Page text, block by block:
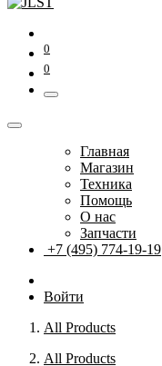
0
0
Главная
Магазин
Техника
Помощь
О нас
Запчасти
+7 (495) 774-19-19
Войти
All Products
All Products